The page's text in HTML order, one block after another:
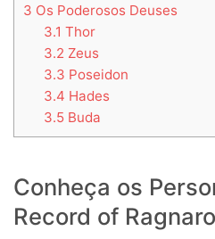
3 Os Poderosos Deuses
3.1 Thor
3.2 Zeus
3.3 Poseidon
3.4 Hades
3.5Buda
Conheça os
Record of